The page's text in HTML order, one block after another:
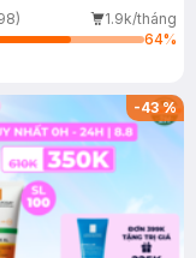
1.9k/tháng
64%
-43%